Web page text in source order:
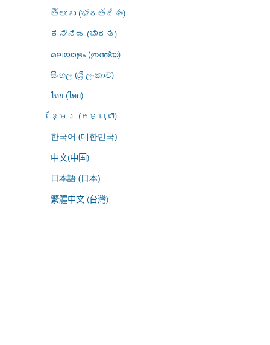
తెలుగు (భారతదేశం)
ಕನ್ನಡ (ಭಾರತ)
മലയാളം (ഇന്ത്യ)
සිංහල (ශ්‍රී ලංකාව)
ไทย (ไทย)
ខ្មែរ (កម្ពុជា)
한국어 (대한민국)
中文(中国)
日本語 (日本)
繁體中文 (台灣)